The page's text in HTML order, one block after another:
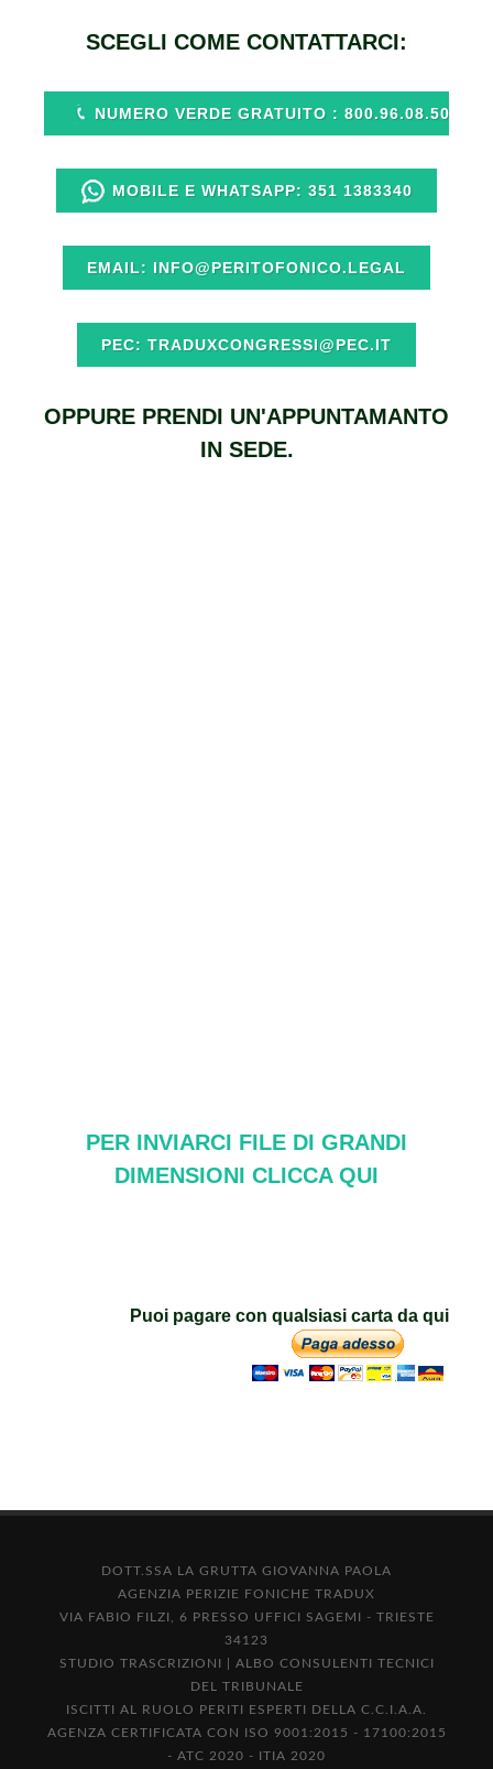
SCEGLI COME CONTATTARCI:
NUMERO VERDE GRATUITO : 800.96.08.50
MOBILE E WHATSAPP: 351 1383340
EMAIL: INFO@PERITOFONICO.LEGAL
PEC: TRADUXCONGRESSI@PEC.IT
OPPURE PRENDI UN'APPUNTAMANTO
IN SEDE.
PER INVIARCI FILE DI GRANDI
DIMENSIONI CLICCA QUI
Puoi pagare con qualsiasi carta da qui
DOTT.SSA LA GRUTTA GIOVANNA PAOLA
AGENZIA PERIZIE FONICHE TRADUX
VIA FABIO FILZI, 6 PRESSO UFFICI SAGEMI - TRIESTE
34123
STUDIO TRASCRIZIONI | ALBO CONSULENTI TECNICI
DEL TRIBUNALE
ISCITTI AL RUOLO PERITI ESPERTI DELLA C.C.I.A.A.
AGENZA CERTIFICATA CON ISO 9001:2015 - 17100:2015
- ATC 2020 - ITIA 2020